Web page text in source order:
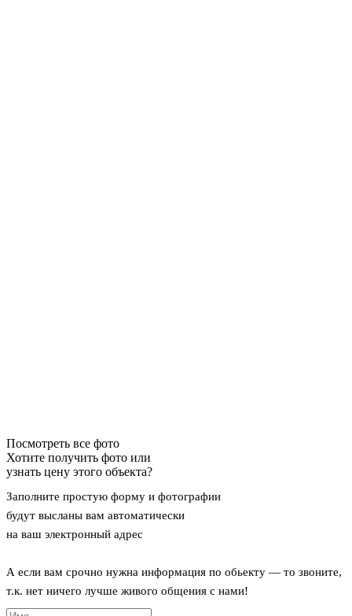
Посмотреть все фото
Хотите получить фото или
узнать цену этого объекта?
Заполните простую форму и фотографии
будут высланы вам автоматически
на ваш электронный адрес
А если вам срочно нужна информация по обьекту — то звоните,
т.к. нет ничего лучше живого общения с нами!